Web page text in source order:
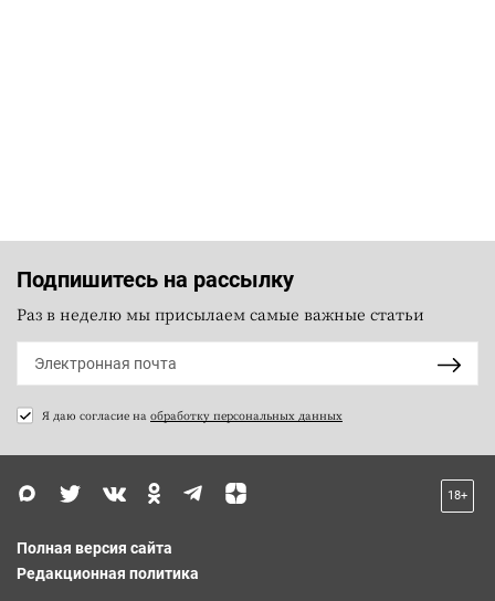
Подпишитесь на рассылку
Раз в неделю мы присылаем самые важные статьи
Я даю согласие на обработку персональных данных
18+
Полная версия сайта
Редакционная политика